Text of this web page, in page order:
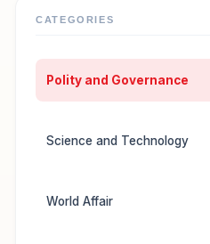
CATEGORIES
Polity and Governance
Science and Technology
World Affair